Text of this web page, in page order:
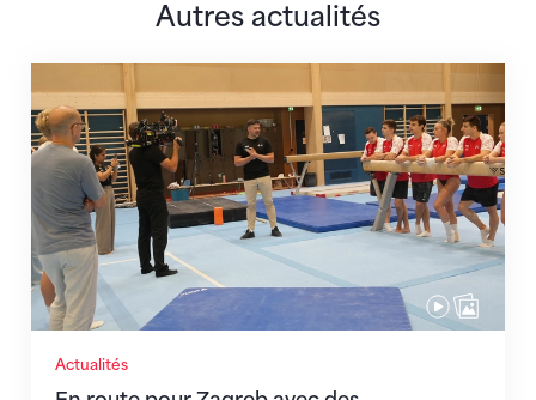
Autres actualités
Actualités
En route pour Zagreb avec des objectifs clairs